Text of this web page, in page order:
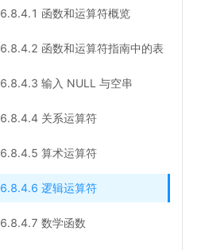
6.8.4.1 函数和运算符概览
6.8.4.2 函数和运算符指南中的表
6.8.4.3 输入 NULL 与空串
6.8.4.4 关系运算符
6.8.4.5 算术运算符
6.8.4.6 逻辑运算符
6.8.4.7 数学函数